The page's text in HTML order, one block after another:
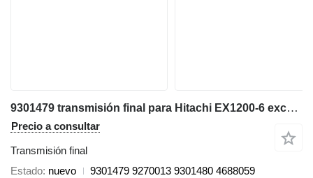
9301479 transmisión final para Hitachi EX1200-6 excavadora
Precio a consultar
Transmisión final
Estado nuevo
9301479 9270013 9301480 4688059